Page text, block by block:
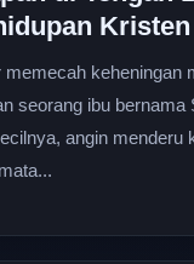
Kristen
memecah keheningan
seorang ibu bernama
angin menderu